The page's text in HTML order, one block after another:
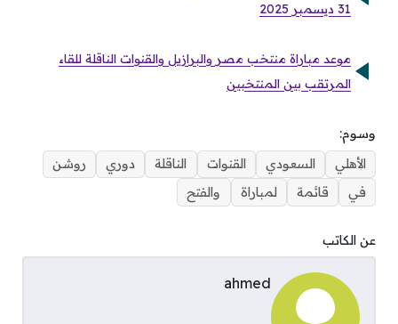
31 ديسمبر 2025
موعد مباراة منتخب مصر والبرازيل والقنوات الناقلة للقاء
المرتقب بين المنتخبين
وسوم:
الأهلي
السعودي القنوات الناقلة دوري
روشن
في
قائمة لمباراة والفتح
عن الكاتب
ahmed